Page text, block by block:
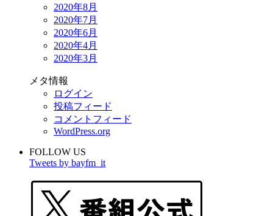
2020年8月
2020年7月
2020年6月
2020年4月
2020年3月
メタ情報
ログイン
投稿フィード
コメントフィード
WordPress.org
FOLLOW US
Tweets by bayfm_it